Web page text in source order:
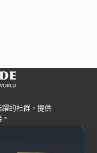
的社群，提供